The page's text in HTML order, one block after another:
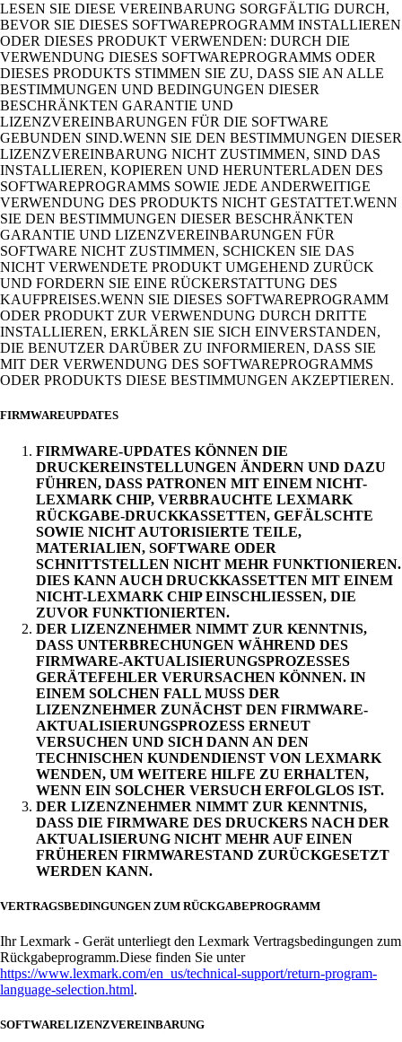
LESEN SIE DIESE VEREINBARUNG SORGFÄLTIG DURCH,
BEVOR SIE DIESES SOFTWAREPROGRAMM INSTALLIEREN
ODER DIESES PRODUKT VERWENDEN: DURCH DIE
VERWENDUNG DIESES SOFTWAREPROGRAMMS ODER
DIESES PRODUKTS STIMMEN SIE ZU, DASS SIE AN ALLE
BESTIMMUNGEN UND BEDINGUNGEN DIESER
BESCHRÄNKTEN GARANTIE UND
LIZENZVEREINBARUNGEN FÜR DIE SOFTWARE
GEBUNDEN SIND.WENN SIE DEN BESTIMMUNGEN DIESER
LIZENZVEREINBARUNG NICHT ZUSTIMMEN, SIND DAS
INSTALLIEREN, KOPIEREN UND HERUNTERLADEN DES
SOFTWAREPROGRAMMS SOWIE JEDE ANDERWEITIGE
VERWENDUNG DES PRODUKTS NICHT GESTATTET.WENN
SIE DEN BESTIMMUNGEN DIESER BESCHRÄNKTEN
GARANTIE UND LIZENZVEREINBARUNGEN FÜR
SOFTWARE NICHT ZUSTIMMEN, SCHICKEN SIE DAS
NICHT VERWENDETE PRODUKT UMGEHEND ZURÜCK
UND FORDERN SIE EINE RÜCKERSTATTUNG DES
KAUFPREISES.WENN SIE DIESES SOFTWAREPROGRAMM
ODER PRODUKT ZUR VERWENDUNG DURCH DRITTE
INSTALLIEREN, ERKLÄREN SIE SICH EINVERSTANDEN,
DIE BENUTZER DARÜBER ZU INFORMIEREN, DASS SIE
MIT DER VERWENDUNG DES SOFTWAREPROGRAMMS
ODER PRODUKTS DIESE BESTIMMUNGEN AKZEPTIEREN.
FIRMWAREUPDATES
FIRMWARE-UPDATES KÖNNEN DIE
DRUCKEREINSTELLUNGEN ÄNDERN UND DAZU
FÜHREN, DASS PATRONEN MIT EINEM NICHT-
LEXMARK CHIP, VERBRAUCHTE LEXMARK
RÜCKGABE-DRUCKKASSETTEN, GEFÄLSCHTE
SOWIE NICHT AUTORISIERTE TEILE,
MATERIALIEN, SOFTWARE ODER
SCHNITTSTELLEN NICHT MEHR FUNKTIONIEREN.
DIES KANN AUCH DRUCKKASSETTEN MIT EINEM
NICHT-LEXMARK CHIP EINSCHLIESSEN, DIE
ZUVOR FUNKTIONIERTEN.
DER LIZENZNEHMER NIMMT ZUR KENNTNIS,
DASS UNTERBRECHUNGEN WÄHREND DES
FIRMWARE-AKTUALISIERUNGSPROZESSES
GERÄTEFEHLER VERURSACHEN KÖNNEN. IN
EINEM SOLCHEN FALL MUSS DER
LIZENZNEHMER ZUNÄCHST DEN FIRMWARE-
AKTUALISIERUNGSPROZESS ERNEUT
VERSUCHEN UND SICH DANN AN DEN
TECHNISCHEN KUNDENDIENST VON LEXMARK
WENDEN, UM WEITERE HILFE ZU ERHALTEN,
WENN EIN SOLCHER VERSUCH ERFOLGLOS IST.
DER LIZENZNEHMER NIMMT ZUR KENNTNIS,
DASS DIE FIRMWARE DES DRUCKERS NACH DER
AKTUALISIERUNG NICHT MEHR AUF EINEN
FRÜHEREN FIRMWARESTAND ZURÜCKGESETZT
WERDEN KANN.
VERTRAGSBEDINGUNGEN ZUM RÜCKGABEPROGRAMM
Ihr Lexmark - Gerät unterliegt den Lexmark Vertragsbedingungen zum
Rückgabeprogramm.Diese finden Sie unter
https://www.lexmark.com/en_us/technical-support/return-program-
language-selection.html.
SOFTWARELIZENZVEREINBARUNG